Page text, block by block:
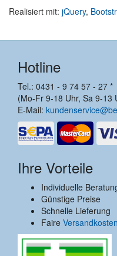
Realisiert mit: jQuery,
Hotline
Tel.: 0431 - 9 74 57 - 27 *
(Mo-Fr 9-18 Uhr, Sa 9-13
E-Mail:
Ihre Vorteile
Individuelle
Günstige Preise
Schnelle Lieferung
Faire Versandkosten